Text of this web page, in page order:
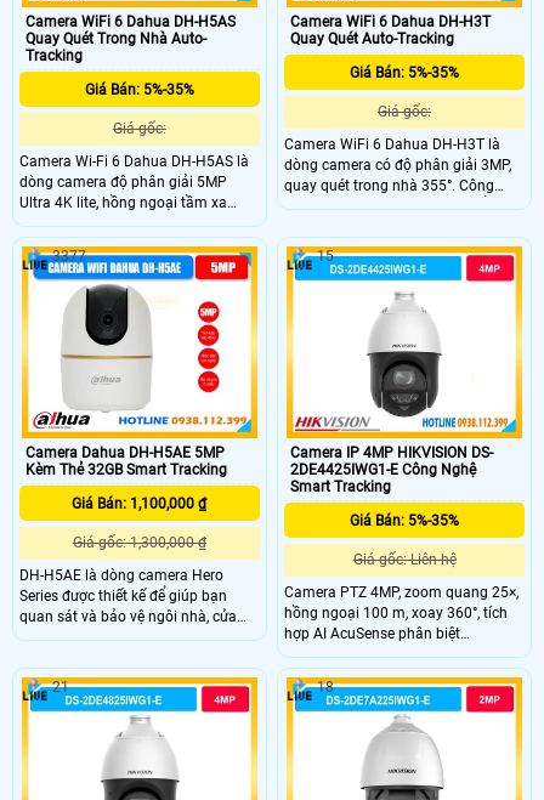
Camera WiFi 6 Dahua DH-H5AS
Quay Quét Trong Nhà Auto-
Tracking
Giá Bán: 5%-35%
Giá gốc:
Camera Wi-Fi 6 Dahua DH-H5AS là
dòng camera độ phân giải 5MP
Ultra 4K lite, hồng ngoại tầm xa
20m và led ấm thu hình có màu
10m cùng chế độ chiếu sáng kép
thông minh. Hỗ trợ quay quét 0° đến
355° Công nghệ AI thông minh phát
hiện chuyển động.
Camera WiFi 6 Dahua DH-H3T
Quay Quét Auto-Tracking
Giá Bán: 5%-35%
Giá gốc:
Camera WiFi 6 Dahua DH-H3T là
dòng camera có độ phân giải 3MP,
quay quét trong nhà 355°. Công
nghệ AI phát hiện người, chuyển
Tracking, đàm thoại hai chiều, hồng
ngoại tầm xa 10m, hỗ trợ thẻ nhớ
256GB, ONVIF và quản lý từ xa qua
ứng dụng DMSS.
Camera Dahua DH-H5AE 5MP
Kèm Thẻ 32GB Smart Tracking
Giá Bán: 1,100,000 ₫
Giá gốc: 1,300,000 ₫
DH-H5AE là dòng camera Hero
Series được thiết kế để giúp bạn
quan sát và bảo vệ ngôi nhà, cửa
hàng hoặc văn phòng của mình
cao chất lượng 3K. Ngoài ra,
camera còn được trang bị nhiều tính
năng thông minh như đàm thoại 2
chiều, phát hiện & theo dõi chuyển
động đảm bảo an ninh hiệu quả
3377
Camera IP 4MP HIKVISION DS-
2DE4425IWG1-E Công Nghệ
Smart Tracking
Giá Bán: 5%-35%
Giá gốc: Liên hệ
Camera PTZ 4MP, zoom quang 25×,
hồng ngoại 100 m, xoay 360°, tích
hợp AI AcuSense phân biệt
người/xe, đàm thoại hai chiều,
chuẩn IP67.
15
21 18